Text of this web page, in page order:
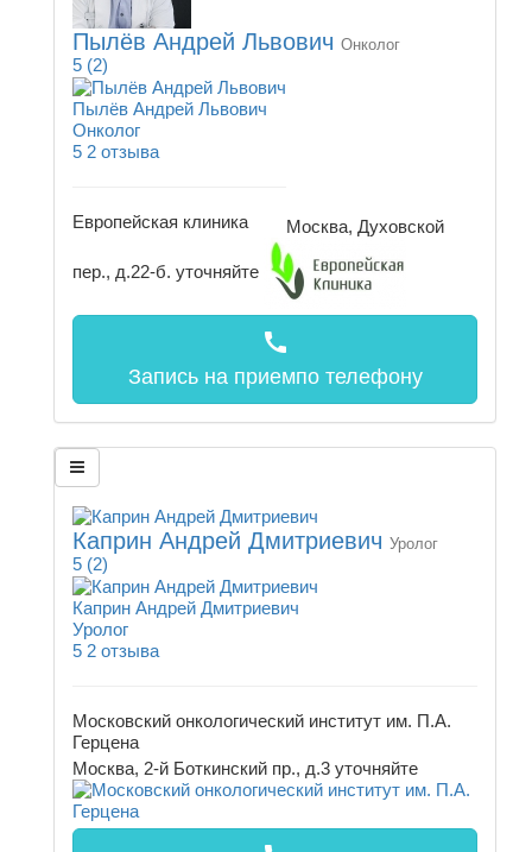
Пылёв Андрей Львович Онколог
5 (2)
Пылёв Андрей Львович
Онколог
5 2 отзыва
Европейская клиника Москва, Духовской
пер., д.22-б. уточняйте
call
Запись на приемпо телефону
Каприн Андрей Дмитриевич Уролог
5 (2)
Каприн Андрей Дмитриевич
Уролог
5 2 отзыва
Московский онкологический институт им. П.А.
Герцена
Москва, 2-й Боткинский пр., д.3 уточняйте